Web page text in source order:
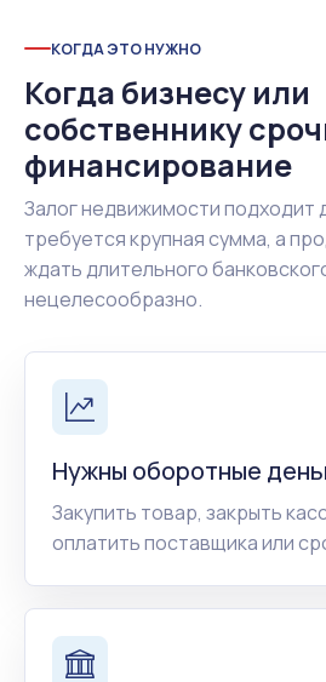
КОГДА ЭТО НУЖНО
Когда бизнесу или
собственнику
финансирование
Залог недвижимости подходит
требуется крупная сумма, а
ждать длительного
нецелесообразно.
Нужны оборотные
Закупить товар, закрыть
оплатить поставщика или